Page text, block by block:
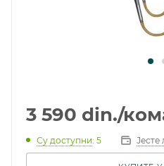
3 590 din./
Су доступни: 5 Јесте